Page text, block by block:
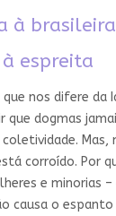
à
à espreita
nos difere da
que dogmas
Mas,
corroído. Por
e minorias
causa o espanto